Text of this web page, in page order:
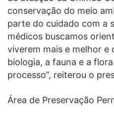
conservação do meio
parte do cuidado com a
médicos buscamos
viverem mais e melhor e
biologia, a fauna e a
processo”, reiterou o
Área de Preservação